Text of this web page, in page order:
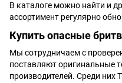
В каталоге можно найти и
ассортимент регулярно
Купить опасные
Мы сотрудничаем с
поставляют оригинальные
производителей. Среди них